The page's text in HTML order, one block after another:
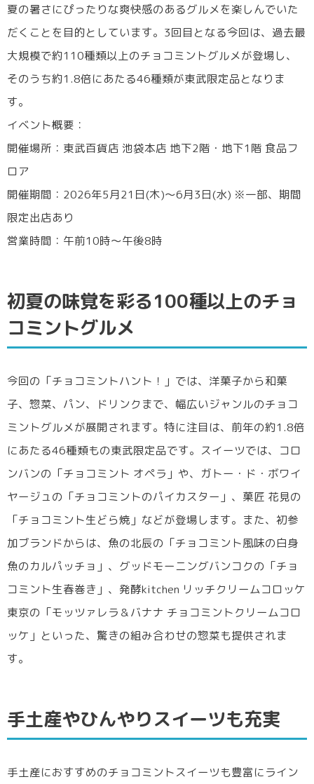
夏の暑さにぴったりな爽快感のあるグルメを楽しんでいた
だくことを目的としています。3回目となる今回は、過去最
大規模で約110種類以上のチョコミントグルメが登場し、
そのうち約1.8倍にあたる46種類が東武限定品となりま
す。
イベント概要：
開催場所：東武百貨店 池袋本店 地下2階・地下1階 食品フ
ロア
開催期間：2026年5月21日(木)～6月3日(水) ※一部、期間
限定出店あり
営業時間：午前10時～午後8時
初夏の味覚を彩る100種以上のチョ
コミントグルメ
今回の「チョコミントハント！」では、洋菓子から和菓
子、惣菜、パン、ドリンクまで、幅広いジャンルのチョコ
ミントグルメが展開されます。特に注目は、前年の約1.8倍
にあたる46種類もの東武限定品です。スイーツでは、コロ
ンバンの「チョコミント オペラ」や、ガトー・ド・ボワイ
ヤージュの「チョコミントのパイカスター」、菓匠 花見の
「チョコミント生どら焼」などが登場します。また、初参
加ブランドからは、魚の北辰の「チョコミント風味の白身
魚のカルパッチョ」、グッドモーニングバンコクの「チョ
コミント生春巻き」、発酵kitchen リッチクリームコロッケ
東京の「モッツァレラ＆バナナ チョコミントクリームコロ
ッケ」といった、驚きの組み合わせの惣菜も提供されま
す。
手土産やひんやりスイーツも充実
手土産におすすめのチョコミントスイーツも豊富にライン